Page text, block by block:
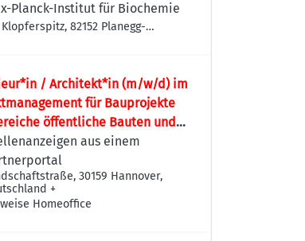
Planck-Institut für Biochemie
Klopferspitz, 82152 Planegg-
/ Architekt*in (m/w/d) im
für Bauprojekte
öffentliche Bauten und
/ Infrastruktur
aus einem
30159 Hannover,
+
Homeoffice